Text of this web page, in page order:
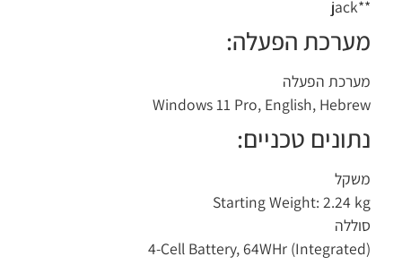
הפעלה:
הפעלה
Windows 11 Pro, English,
טכניים:
Starting Weight: 2.24
4-Cell Battery, 64WHr